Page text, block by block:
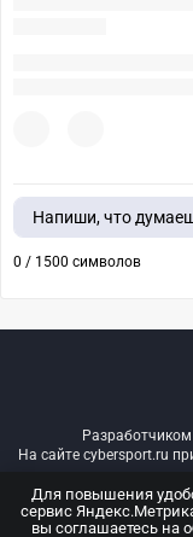
Напиши, что
0 / 1500 символов
На сайте cybersport.ru
© ООО
Для повышения
сервис
вы соглашаетесь на